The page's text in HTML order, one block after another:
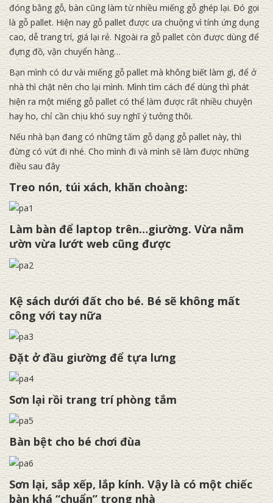
đóng bằng gỗ, bàn cũng làm từ nhiều miếng gỗ ghép lại. Đó gọi
là gỗ pallet. Hiện nay gỗ pallet được ưa chuộng vì tính ứng dụng
cao, dễ trang trí, giá lại rẻ. Ngoài ra gỗ pallet còn được dùng để
đựng đồ, vận chuyển hàng…
Bạn mình có dư vài miếng gỗ pallet mà không biết làm gì, để ở
nhà thì chật nên cho lại mình. Mình tìm cách để dùng thì phát
hiện ra một miếng gỗ pallet có thể làm được rất nhiều chuyện
hay ho, chỉ cần chịu khó suy nghĩ ý tưởng thôi.
Nếu nhà bạn đang có những tấm gỗ dạng gỗ pallet này, thì
đừng có vứt đi nhé. Cho mình đi và mình sẽ làm được những
điều sau đây
Treo nón, túi xách, khăn choàng:
Làm bàn để laptop trên…giường. Vừa nằm
ườn vừa lướt web cũng được
Kệ sách dưới đất cho bé. Bé sẽ không mất
công với tay nữa
Đặt ở đầu giường để tựa lưng
Sơn lại rồi trang trí phòng tắm
Bàn bệt cho bé chơi đùa
Sơn lại, sắp xếp, lắp kính. Vậy là có một chiếc
bàn khá “chuẩn” trong nhà